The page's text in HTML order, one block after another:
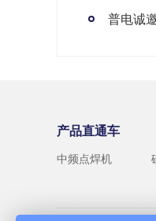
普电诚
产品直通车
中频点焊机